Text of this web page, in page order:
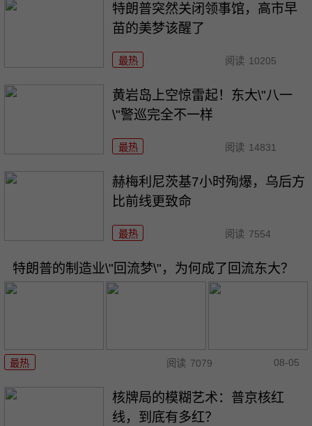
特朗普突然关闭领事馆，高市早
苗的美梦该醒了
最热 阅读 10205
黄岩岛上空惊雷起！东大\"八一
\"警巡完全不一样
最热 阅读 14831
赫梅利尼茨基7小时殉爆，乌后方
比前线更致命
最热 阅读 7554
特朗普的制造业\"回流梦\"，为何成了回流东大？
最热 阅读 7079 08-05
核牌局的模糊艺术：普京核红
线，到底有多红？